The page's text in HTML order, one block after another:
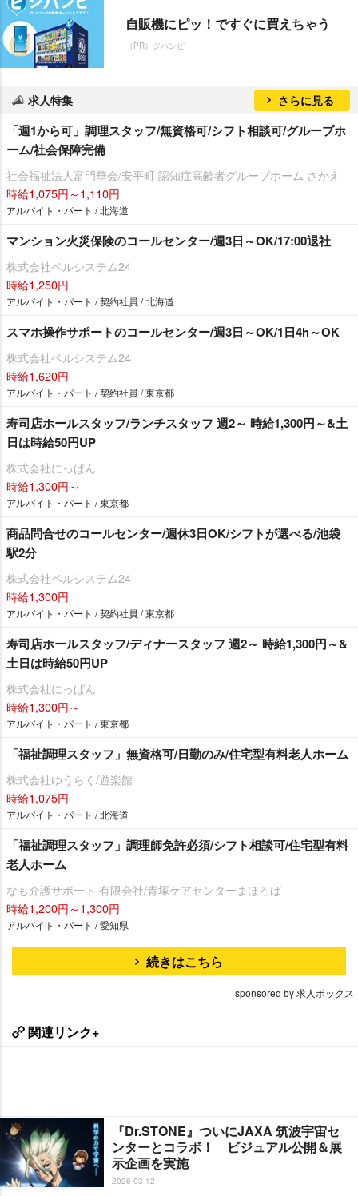
自販機にピッ！ですぐに買えちゃう
（PR）ジハンピ
求人特集 さらに見る
「週1から可」調理スタッフ/無資格可/シフト相談可/グループホ
ーム/社会保障完備
社会福祉法人富門華会/安平町 認知症高齢者グループホーム さかえ
時給1,075円～1,110円
アルバイト・パート / 北海道
マンション火災保険のコールセンター/週3日～OK/17:00退社
株式会社ベルシステム24
時給1,250円
アルバイト・パート / 契約社員 / 北海道
スマホ操作サポートのコールセンター/週3日～OK/1日4h～OK
株式会社ベルシステム24
時給1,620円
アルバイト・パート / 契約社員 / 東京都
寿司店ホールスタッフ/ランチスタッフ 週2～ 時給1,300円～&土
日は時給50円UP
株式会社にっぱん
時給1,300円～
アルバイト・パート / 東京都
商品問合せのコールセンター/週休3日OK/シフトが選べる/池袋
駅2分
株式会社ベルシステム24
時給1,300円
アルバイト・パート / 契約社員 / 東京都
寿司店ホールスタッフ/ディナースタッフ 週2～ 時給1,300円～&
土日は時給50円UP
株式会社にっぱん
時給1,300円～
アルバイト・パート / 東京都
「福祉調理スタッフ」無資格可/日勤のみ/住宅型有料老人ホーム
株式会社ゆうらく/遊楽館
時給1,075円
アルバイト・パート / 北海道
「福祉調理スタッフ」調理師免許必須/シフト相談可/住宅型有料
老人ホーム
なも介護サポート 有限会社/青塚ケアセンターまほろば
時給1,200円～1,300円
アルバイト・パート / 愛知県
続きはこちら
sponsored by 求人ボックス
関連リンク+
『Dr.STONE』ついにJAXA 筑波宇宙セ
ンターとコラボ！ ビジュアル公開＆展
示企画を実施
2026-03-12